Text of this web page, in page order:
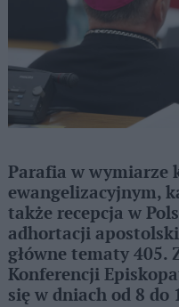
Parafia w wymiarze
ewangelizacyjnym,
także recepcja w
adhortacji
główne tematy 405.
Konferencji
się w dniach od 8 do